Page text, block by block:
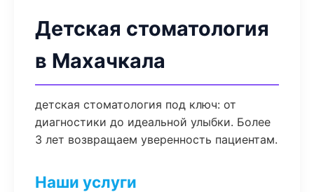
Детская стоматология
в Махачкала
детская стоматология под ключ: от
диагностики до идеальной улыбки. Более
3 лет возвращаем уверенность пациентам.
Наши услуги